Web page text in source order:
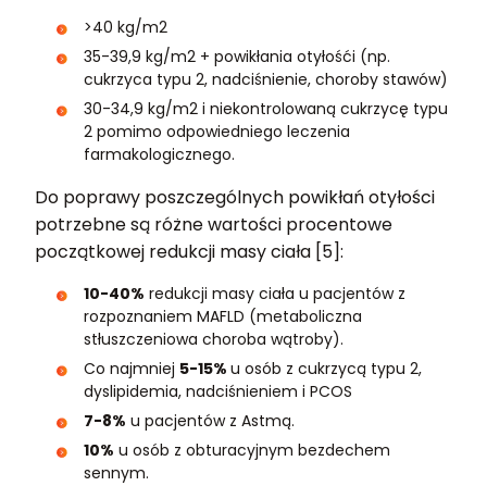
>40 kg/m2
35-39,9 kg/m2 + powikłania otyłośći (np.
cukrzyca typu 2, nadciśnienie, choroby stawów)
30-34,9 kg/m2 i niekontrolowaną cukrzycę typu
2 pomimo odpowiedniego leczenia
farmakologicznego.
Do poprawy poszczególnych powikłań otyłości
potrzebne są różne wartości procentowe
początkowej redukcji masy ciała [5]:
10-40% redukcji masy ciała u pacjentów z
rozpoznaniem MAFLD (metaboliczna
stłuszczeniowa choroba wątroby).
Co najmniej 5-15% u osób z cukrzycą typu 2,
dyslipidemia, nadciśnieniem i PCOS
7-8% u pacjentów z Astmą.
10% u osób z obturacyjnym bezdechem
sennym.